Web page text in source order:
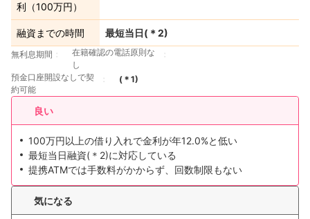
利（100万円）
融資までの時間 最短当日(＊2)
無利息期間
在籍確認の電話原則な
し
預金口座開設なしで契
約可能
(＊ 1)
良い
100万円以上の借り入れで金利が年12.0%と低い
最短当日融資(＊2)に対応している
提携ATMでは手数料がかからず、回数制限もない
気になる